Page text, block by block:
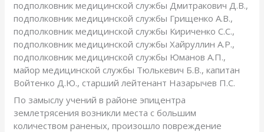
подполковник медицинской службы Дмитракович Д.В.,
подполковник медицинской службы Грищенко А.В.,
подполковник медицинской службы Кириченко С.С.,
подполковник медицинской службы Хайруллин А.Р.,
подполковник медицинской службы Юманов А.П.,
майор медицинской службы Тюлькевич Б.В., капитан
Войтенко Д.Ю., старший лейтенант Назарычев П.С.
По замыслу учений в районе эпицентра
землетрясения возникли места с большим
количеством раненых, произошло повреждение